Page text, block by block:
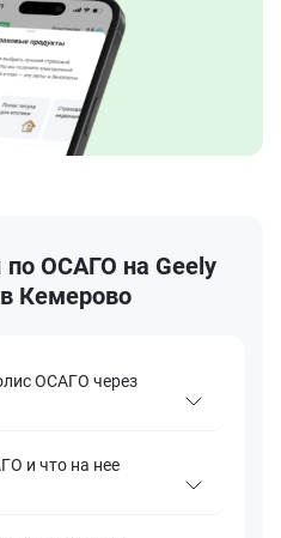
ОСАГО на Geely
Кемерово
ОСАГО через
и что на нее